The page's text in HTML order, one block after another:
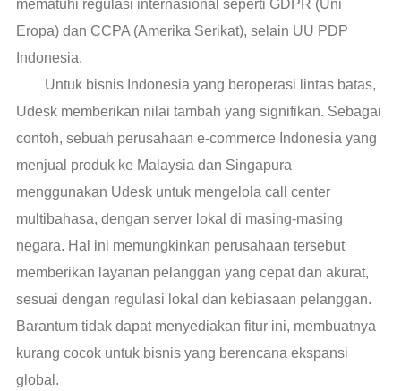
mematuhi regulasi internasional seperti GDPR (Uni
Eropa) dan CCPA (Amerika Serikat), selain UU PDP
Indonesia.
Untuk bisnis Indonesia yang beroperasi lintas batas,
Udesk memberikan nilai tambah yang signifikan. Sebagai
contoh, sebuah perusahaan e-commerce Indonesia yang
menjual produk ke Malaysia dan Singapura
menggunakan Udesk untuk mengelola call center
multibahasa, dengan server lokal di masing-masing
negara. Hal ini memungkinkan perusahaan tersebut
memberikan layanan pelanggan yang cepat dan akurat,
sesuai dengan regulasi lokal dan kebiasaan pelanggan.
Barantum tidak dapat menyediakan fitur ini, membuatnya
kurang cocok untuk bisnis yang berencana ekspansi
global.